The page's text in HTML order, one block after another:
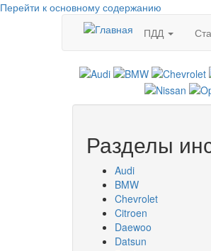
Перейти к основному содержанию
ПДД
Разделы
Audi
BMW
Chevrolet
Citroen
Daewoo
Datsun